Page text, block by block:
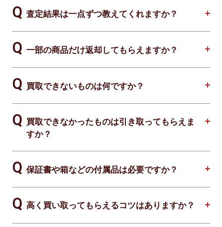
査定結果は一点ずつ教えてくれますか？
一部の商品だけ返却してもらえますか？
買取できないものは何ですか？
買取できなかったものは引き取ってもらえま
すか？
保証書や箱などの付属品は必要ですか？
高く買い取ってもらえるコツはありますか？